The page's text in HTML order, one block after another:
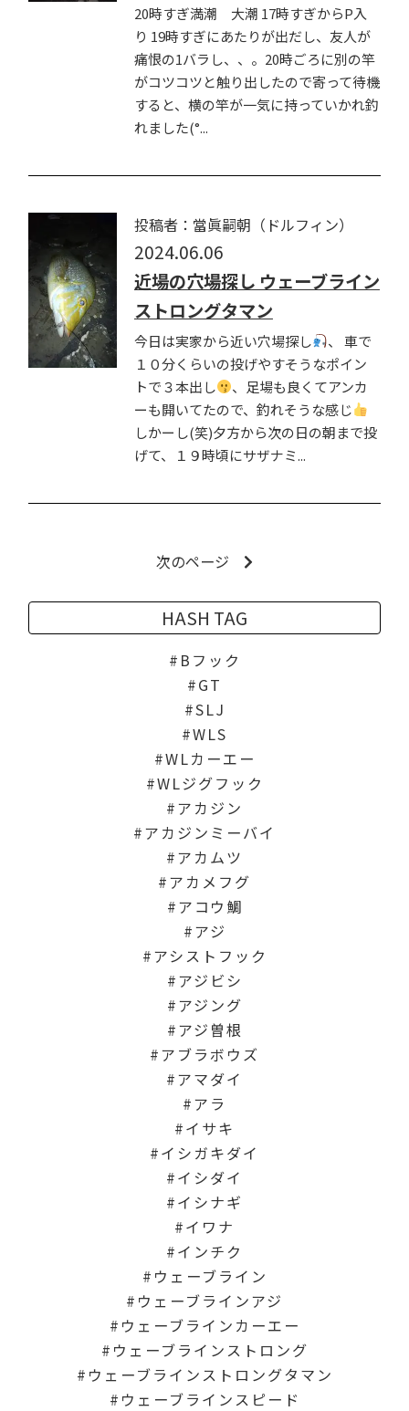
20時すぎ満潮 大潮 17時すぎからP入
り 19時すぎにあたりが出だし、友人が
痛恨の1バラし、、。20時ごろに別の竿
がコツコツと触り出したので寄って待機
すると、横の竿が一気に持っていかれ釣
れました(°...
投稿者：當眞嗣朝（ドルフィン）
2024.06.06
近場の穴場探し ウェーブライン
ストロングタマン
今日は実家から近い穴場探し
、 車で
１０分くらいの投げやすそうなポイン
トで３本出し
、足場も良くてアンカ
ーも開いてたので、釣れそうな感じ
しかーし(笑)夕方から次の日の朝まで投
げて、１９時頃にサザナミ...
次のページ
HASH TAG
Bフック
GT
SLJ
WLS
WLカーエー
WLジグフック
アカジン
アカジンミーバイ
アカムツ
アカメフグ
アコウ鯛
アジ
アシストフック
アジビシ
アジング
アジ曽根
アブラボウズ
アマダイ
アラ
イサキ
イシガキダイ
イシダイ
イシナギ
イワナ
インチク
ウェーブライン
ウェーブラインアジ
ウェーブラインカーエー
ウェーブラインストロング
ウェーブラインストロングタマン
ウェーブラインスピード